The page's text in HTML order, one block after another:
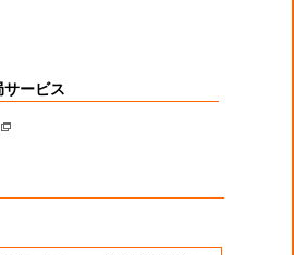
サービス